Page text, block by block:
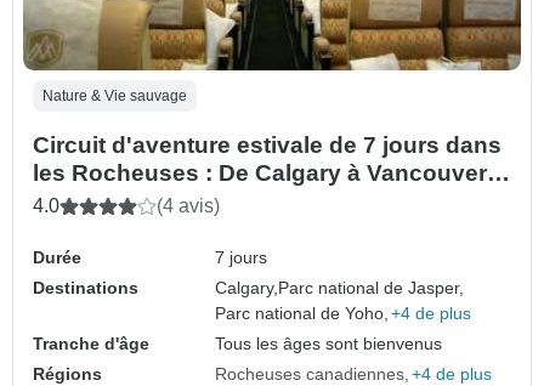
Nature & Vie sauvage
Circuit d'aventure estivale de 7 jours dans
les Rocheuses : De Calgary à Vancouver
avec Rocky Mountaineer
4.0 (4 avis)
Durée
7 jours
Destinations
Calgary, Parc national de Jasper,
Parc national de Yoho, +4 de plus
Tranche d'âge
Tous les âges sont bienvenus
Régions
Rocheuses canadiennes +4 de plus